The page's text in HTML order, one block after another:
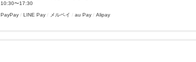
10:30〜17:30
PayPay LINE Pay メルペイ au Pay Alipay